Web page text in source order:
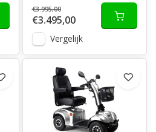
€3.995,00
€3.495,00
Vergelijk